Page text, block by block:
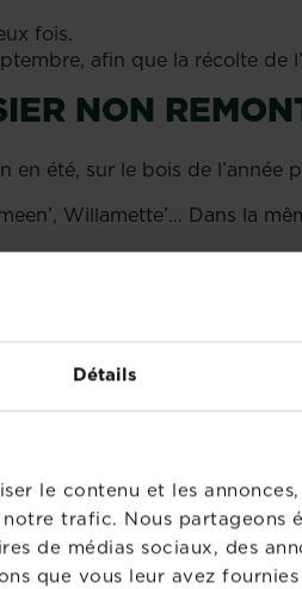
Détails
le contenu et les
trafic. Nous partageons
de médias sociaux, des
que vous leur avez
fois.
afin que la récolte de
NON
été, sur le bois de l’année
Willamette’… Dans la
le framboisier des tiges